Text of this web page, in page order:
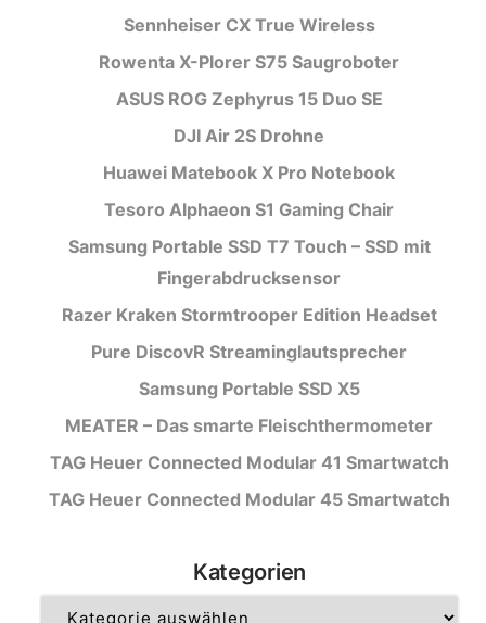
Sennheiser CX True Wireless
Rowenta X-Plorer S75 Saugroboter
ASUS ROG Zephyrus 15 Duo SE
DJI Air 2S Drohne
Huawei Matebook X Pro Notebook
Tesoro Alphaeon S1 Gaming Chair
Samsung Portable SSD T7 Touch – SSD mit
Fingerabdrucksensor
Razer Kraken Stormtrooper Edition Headset
Pure DiscovR Streaminglautsprecher
Samsung Portable SSD X5
MEATER – Das smarte Fleischthermometer
TAG Heuer Connected Modular 41 Smartwatch
TAG Heuer Connected Modular 45 Smartwatch
Kategorien